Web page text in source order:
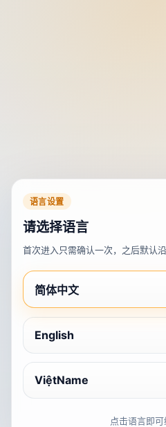
语言设置
请选择语言
首次进入只需确认一次，之后默认
简体中文
English
ViệtName
点击语言即